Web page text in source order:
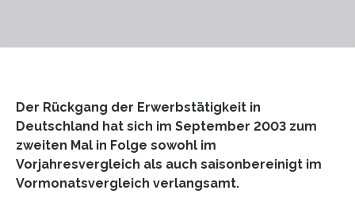
Der Rückgang der Erwerbstätigkeit in
Deutschland hat sich im September 2003 zum
zweiten Mal in Folge sowohl im
Vorjahresvergleich als auch saisonbereinigt im
Vormonatsvergleich verlangsamt.